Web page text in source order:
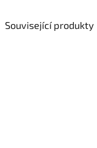
Související produkty